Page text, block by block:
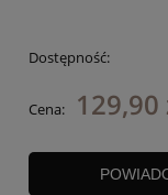
Dostępność:
Cena: 129,90